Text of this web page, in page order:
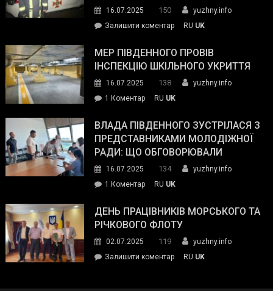
силових
та
органів:
«Наш
спільний
окупанти.
Маємо
діяти
команда
16.07.2025 150
yuzhny.info
Залишити коментарon
ДСНС
власноруч
пожежу
у
RU UK
МЕР ПІВДЕННОГО ПРОВІВ
ІНСПЕКЦІЮ ШКІЛЬНОГО УКРИТТЯ
16.07.2025 138
yuzhny.info
1 Коментардо
Південного
провів
інспекцію
укриття
RU UK
ВЛАДА ПІВДЕННОГО ЗУСТРІЛАСЯ З
ПРЕДСТАВНИКАМИ МОЛОДІЖНОЇ
РАДИ: ЩО ОБГОВОРЮВАЛИ
16.07.2025 134
yuzhny.info
1 Коментардо
Південного
зустрілася
представниками
молодіжної
RU UK
ДЕНЬ ПРАЦІВНИКІВ МОРСЬКОГО ТА
РІЧКОВОГО ФЛОТУ
02.07.2025 119
yuzhny.info
Залишити коментарon
RU UK